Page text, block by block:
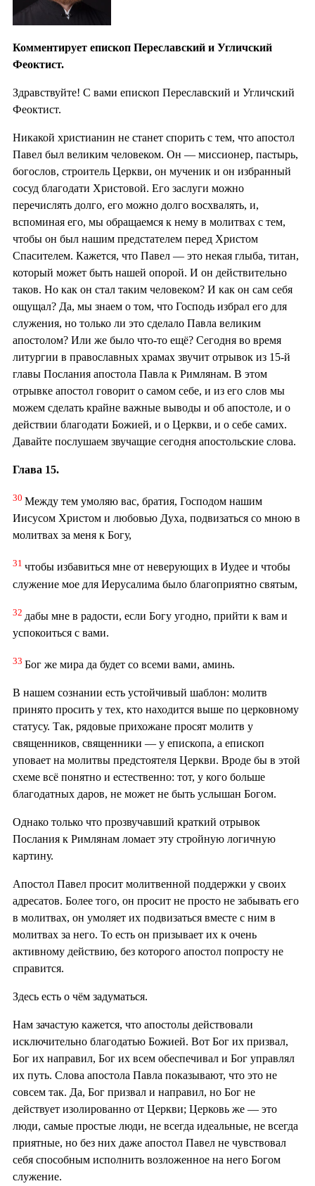
Комментирует епископ Переславский и Угличский
Феоктист.
Здравствуйте! С вами епископ Переславский и Угличский
Феоктист.
Никакой христианин не станет спорить с тем, что апостол
Павел был великим человеком. Он — миссионер, пастырь,
богослов, строитель Церкви, он мученик и он избранный
сосуд благодати Христовой. Его заслуги можно
перечислять долго, его можно долго восхвалять, и,
вспоминая его, мы обращаемся к нему в молитвах с тем,
чтобы он был нашим предстателем перед Христом
Спасителем. Кажется, что Павел — это некая глыба, титан,
который может быть нашей опорой. И он действительно
таков. Но как он стал таким человеком? И как он сам себя
ощущал? Да, мы знаем о том, что Господь избрал его для
служения, но только ли это сделало Павла великим
апостолом? Или же было что-то ещё? Сегодня во время
литургии в православных храмах звучит отрывок из 15-й
главы Послания апостола Павла к Римлянам. В этом
отрывке апостол говорит о самом себе, и из его слов мы
можем сделать крайне важные выводы и об апостоле, и о
действии благодати Божией, и о Церкви, и о себе самих.
Давайте послушаем звучащие сегодня апостольские слова.
Глава 15.
30 Между тем умоляю вас, братия, Господом нашим
Иисусом Христом и любовью Духа, подвизаться со мною в
молитвах за меня к Богу,
31 чтобы избавиться мне от неверующих в Иудее и чтобы
служение мое для Иерусалима было благоприятно святым,
32 дабы мне в радости, если Богу угодно, прийти к вам и
успокоиться с вами.
33 Бог же мира да будет со всеми вами, аминь.
В нашем сознании есть устойчивый шаблон: молитв
принято просить у тех, кто находится выше по церковному
статусу. Так, рядовые прихожане просят молитв у
священников, священники — у епископа, а епископ
уповает на молитвы предстоятеля Церкви. Вроде бы в этой
схеме всё понятно и естественно: тот, у кого больше
благодатных даров, не может не быть услышан Богом.
Однако только что прозвучавший краткий отрывок
Послания к Римлянам ломает эту стройную логичную
картину.
Апостол Павел просит молитвенной поддержки у своих
адресатов. Более того, он просит не просто не забывать его
в молитвах, он умоляет их подвизаться вместе с ним в
молитвах за него. То есть он призывает их к очень
активному действию, без которого апостол попросту не
справится.
Здесь есть о чём задуматься.
Нам зачастую кажется, что апостолы действовали
исключительно благодатью Божией. Вот Бог их призвал,
Бог их направил, Бог их всем обеспечивал и Бог управлял
их путь. Слова апостола Павла показывают, что это не
совсем так. Да, Бог призвал и направил, но Бог не
действует изолированно от Церкви; Церковь же — это
люди, самые простые люди, не всегда идеальные, не всегда
приятные, но без них даже апостол Павел не чувствовал
себя способным исполнить возложенное на него Богом
служение.